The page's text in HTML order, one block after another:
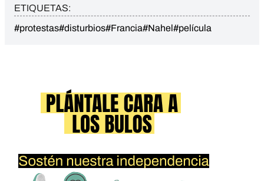
ETIQUETAS:
#protestas#disturbios#Francia#Nahel#película